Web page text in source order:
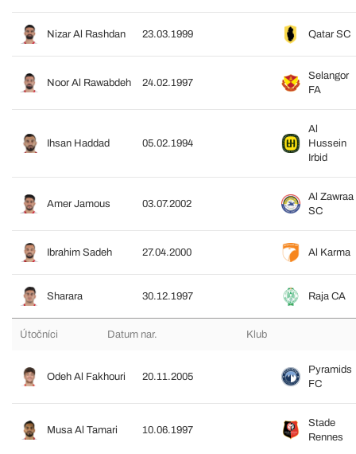
Nizar Al Rashdan 23.03.1999 Qatar SC
Noor Al Rawabdeh 24.02.1997
Selangor
FA
Ihsan Haddad 05.02.1994
Al
Hussein
Irbid
Amer Jamous 03.07.2002
Al Zawraa
SC
Ibrahim Sadeh 27.04.2000 Al Karma
Sharara 30.12.1997 Raja CA
Útočníci Datum nar. Klub
Odeh Al Fakhouri 20.11.2005
Pyramids
FC
Musa Al Tamari 10.06.1997
Stade
Rennes